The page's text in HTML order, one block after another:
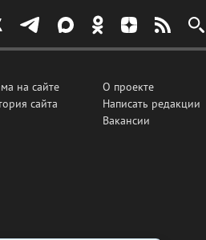
на сайте
сайта
О проекте
Написать редакции
Вакансии